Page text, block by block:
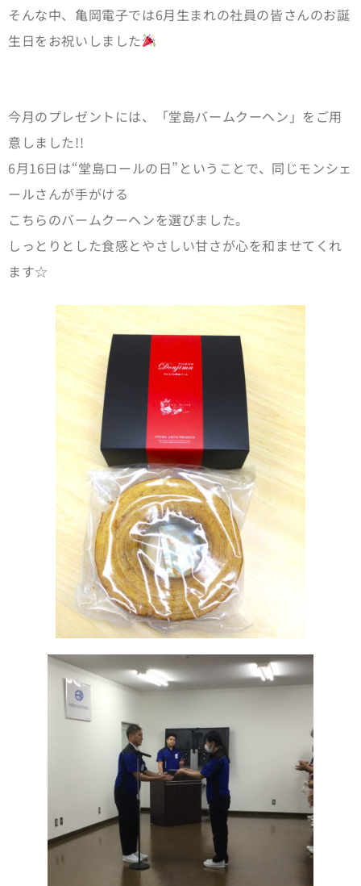
そんな中、亀岡電子では6月生まれの社員の皆さんのお誕
生日をお祝いしました
今月のプレゼントには、「堂島バームクーヘン」をご用
意しました!!
6月16日は“堂島ロールの日”ということで、同じモンシェ
ールさんが手がける
こちらのバームクーヘンを選びました。
しっとりとした食感とやさしい甘さが心を和ませてくれ
ます☆